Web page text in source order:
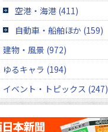
空港・海港 (411)
自動車・船舶ほか (159)
建物・風景 (972)
ゆるキャラ (194)
イベント・トピックス (247)